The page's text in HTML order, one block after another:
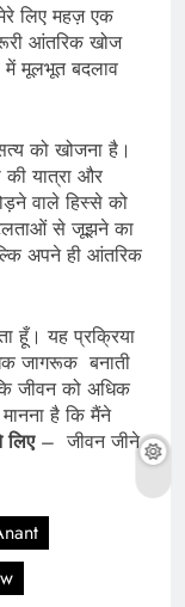
लिए महज़ एक
आंतरिक खोज
मूलभूत बदलाव
को खोजना है।
यात्रा और
वाले हिस्से को
से जूझने का
अपने ही आंतरिक
हूँ। यह प्रक्रिया
जागरूक बनाती
जीवन को अधिक
है कि मैंने
लिए– जीवन जीने